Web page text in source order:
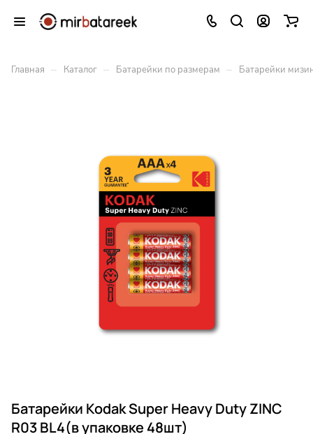
Главная – Каталог – Батарейки по размерам – Батарейки
Батарейки Kodak Super Heavy Duty ZINC
R03 BL4(в упаковке 48шт)